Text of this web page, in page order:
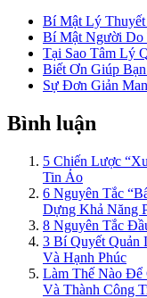
Bí Mật Lý
Bí Mật Người Do
Tại Sao Tâm Lý
Biết Ơn Giúp
Sự Đơn Giản
Bình luận
5 Chiến Lược
Tin Ảo
6 Nguyên Tắc
Dựng Khả Năng
8 Nguyên Tắc
3 Bí Quyết Quản
Và Hạnh Phúc
Làm Thế Nào Để
Và Thành Công